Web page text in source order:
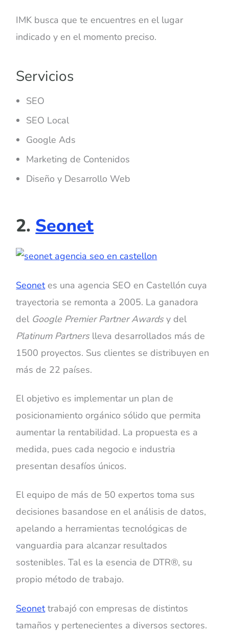
IMK busca que te encuentres en el lugar
indicado y en el momento preciso.
Servicios
SEO
SEO Local
Google Ads
Marketing de Contenidos
Diseño y Desarrollo Web
2. Seonet
Seonetes una agencia SEO en Castellón cuya
trayectoria se remonta a 2005. La ganadora
del Google Premier Partner Awardsy del
Platinum Partnerslleva desarrollados más de
1500 proyectos. Sus clientes se distribuyen en
más de 22 países.
El objetivo es implementar un plan de
posicionamiento orgánico sólido que permita
aumentar la rentabilidad. La propuesta es a
medida, pues cada negocio e industria
presentan desafíos únicos.
El equipo de más de 50 expertos toma sus
decisiones basandose en el análisis de datos,
apelando a herramientas tecnológicas de
vanguardia para alcanzar resultados
sostenibles. Tal es la esencia de DTR®, su
propio método de trabajo.
Seonettrabajó con empresas de distintos
tamaños y pertenecientes a diversos sectores.